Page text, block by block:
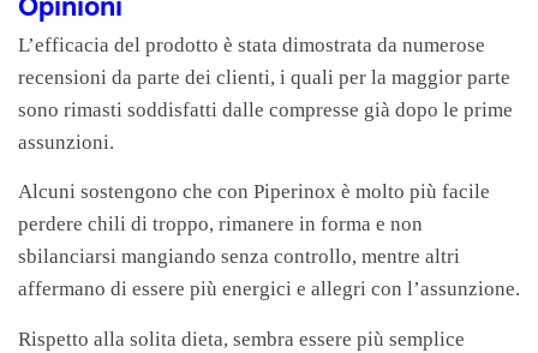
L’efficacia del prodotto è stata dimostrata da numerose
recensioni da parte dei clienti, i quali per la maggior parte
sono rimasti soddisfatti dalle compresse già dopo le prime
assunzioni.
Alcuni sostengono che con Piperinox è molto più facile
perdere chili di troppo, rimanere in forma e non
sbilanciarsi mangiando senza controllo, mentre altri
affermano di essere più energici e allegri con l’assunzione.
Rispetto alla solita dieta, sembra essere più semplice